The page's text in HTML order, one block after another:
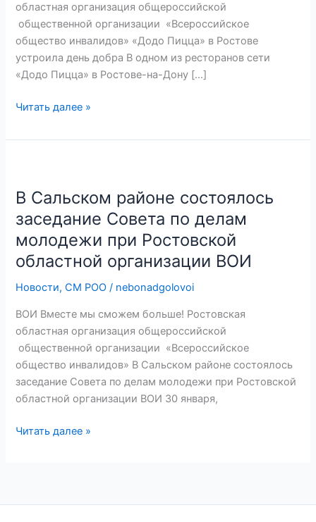
областная организация общероссийской
общественной организации «Всероссийское
общество инвалидов» «Додо Пицца» в Ростове
устроила день добра В одном из ресторанов сети
«Додо Пицца» в Ростове-на-Дону […]
Читать далее »
В Сальском районе состоялось
заседание Совета по делам
молодежи при Ростовской
областной организации ВОИ
Новости,СМ РОО / nebonadgolovoi
ВОИ Вместе мы сможем больше! Ростовская
областная организация общероссийской
общественной организации «Всероссийское
общество инвалидов» В Сальском районе состоялось
заседание Совета по делам молодежи при Ростовской
областной организации ВОИ 30 января,
районе
состоялось
заседание
Совета
по
делам
при
Ростовской
областной
организации
ВОИ
Читать далее »